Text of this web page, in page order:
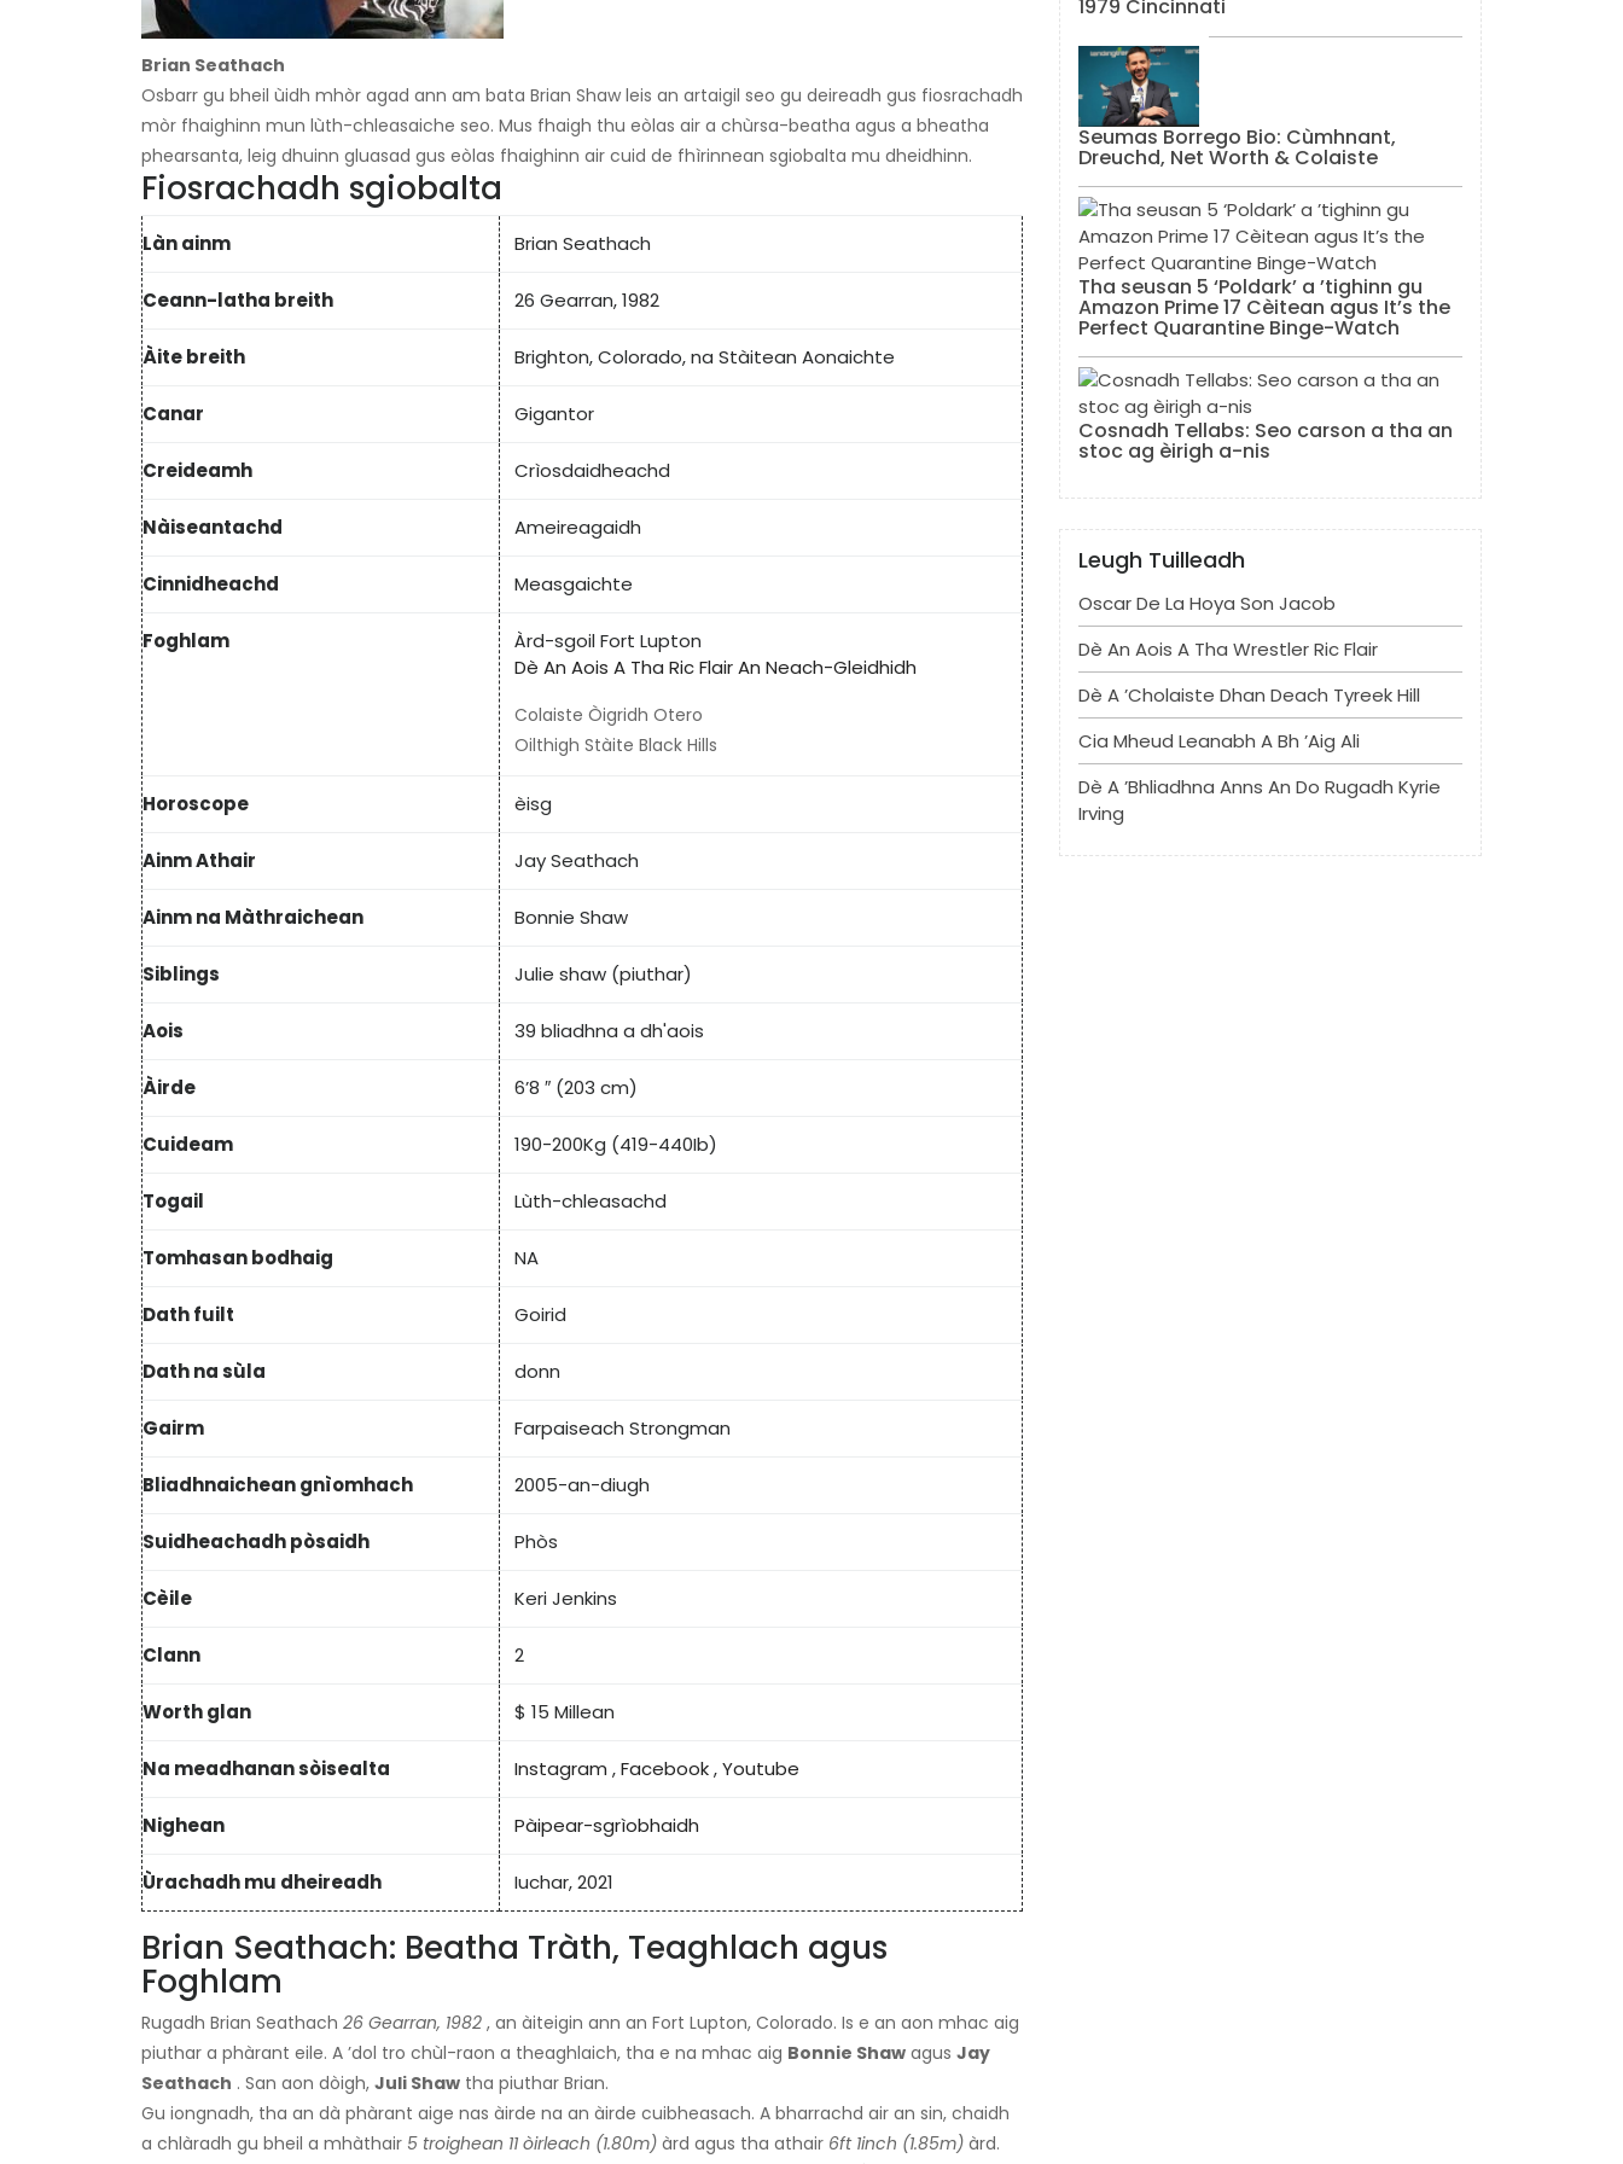
Brian Seathach
Osbarr gu bheil ùidh mhòr agad ann am bata Brian Shaw leis an artaigil seo gu deireadh gus fiosrachadh
mòr fhaighinn mun lùth-chleasaiche seo. Mus fhaigh thu eòlas air a chùrsa-beatha agus a bheatha
phearsanta, leig dhuinn gluasad gus eòlas fhaighinn air cuid de fhìrinnean sgiobalta mu dheidhinn.
Fiosrachadh sgiobalta
Làn ainm Brian Seathach
Ceann-latha breith 26 Gearran, 1982
Àite breith Brighton, Colorado, na Stàitean Aonaichte
Canar Gigantor
Creideamh Crìosdaidheachd
Nàiseantachd Ameireagaidh
Cinnidheachd Measgaichte
Foghlam
Àrd-sgoil Fort Lupton
Dè An Aois A Tha Ric Flair An Neach-Gleidhidh
Colaiste Òigridh Otero
Oilthigh Stàite Black Hills
Horoscope èisg
Ainm Athair Jay Seathach
Ainm na Màthraichean Bonnie Shaw
Siblings Julie shaw (piuthar)
Aois 39 bliadhna a dh'aois
Àirde 6’8 ″ (203 cm)
Cuideam 190-200Kg (419-440Ib)
Togail Lùth-chleasachd
Tomhasan bodhaig NA
Dath fuilt Goirid
Dath na sùla donn
Gairm Farpaiseach Strongman
Bliadhnaichean gnìomhach 2005-an-diugh
Suidheachadh pòsaidh Phòs
Cèile Keri Jenkins
Clann 2
Worth glan $ 15 Millean
Na meadhanan sòisealta Instagram ,Facebook,Youtube
Nighean Pàipear-sgrìobhaidh
Ùrachadh mu dheireadh Iuchar, 2021
Brian Seathach: Beatha Tràth, Teaghlach agus
Foghlam
Rugadh Brian Seathach 26 Gearran, 1982 , an àiteigin ann an Fort Lupton, Colorado. Is e an aon mhac aig
piuthar a phàrant eile. A ’dol tro chùl-raon a theaghlaich, tha e na mhac aig Bonnie Shaw agus Jay
Seathach . San aon dòigh, Juli Shaw tha piuthar Brian.
Gu iongnadh, tha an dà phàrant aige nas àirde na an àirde cuibheasach. A bharrachd air an sin, chaidh
a chlàradh gu bheil a mhàthair 5 troighean 11 òirleach (1.80m) àrd agus tha athair 6ft 1inch (1.85m) àrd.
1979 Cincinnati
Seumas Borrego Bio: Cùmhnant,
Dreuchd, Net Worth & Colaiste
Tha seusan 5 ‘Poldark’ a ’tighinn gu
Amazon Prime 17 Cèitean agus It’s the
Perfect Quarantine Binge-Watch
Cosnadh Tellabs: Seo carson a tha an
stoc ag èirigh a-nis
Leugh Tuilleadh
Oscar De La Hoya Son Jacob
Dè An Aois A Tha Wrestler Ric Flair
Dè A ’cholaiste Dhan Deach Tyreek Hill
Cia Mheud Leanabh A Bh ’aig Ali
Dè A ’bhliadhna Anns An Do Rugadh Kyrie
Irving